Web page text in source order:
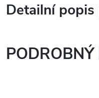
Detailní
PODROBNÝ